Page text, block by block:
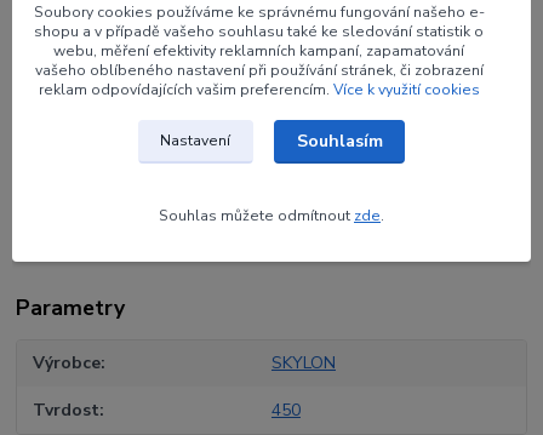
24TON karbon
Parametry
Výrobce SKYLON
Tvrdost 450
Soubory cookies používáme ke správnému fungování našeho e-
shopu a v případě vašeho souhlasu také ke sledování statistik o
webu, měření efektivity reklamních kampaní, zapamatování
vašeho oblíbeného nastavení při používání stránek, či zobrazení
reklam odpovídajících vašim preferencím. Více k využití cookies
Nastavení Souhlasím
Souhlas můžete odmítnout zde.